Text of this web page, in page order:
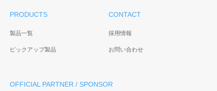
PRODUCTS
製品一覧
ピックアップ製品
CONTACT
採用情報
お問い合わせ
OFFICIAL PARTNER / SPONSOR